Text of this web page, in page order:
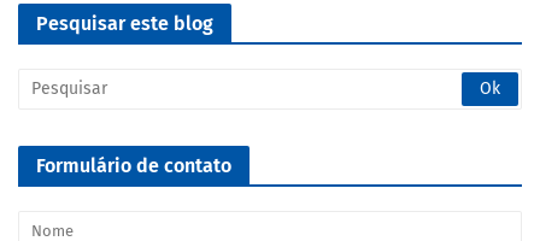
Pesquisar este blog
Formulário de contato